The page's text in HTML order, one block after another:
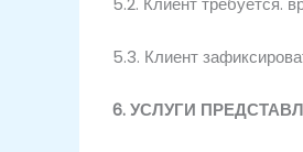
5.3. Клиент
6.УСЛУГИ